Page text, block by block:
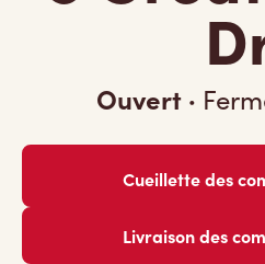
Ouvert ·
Cueillette des
Livraison des